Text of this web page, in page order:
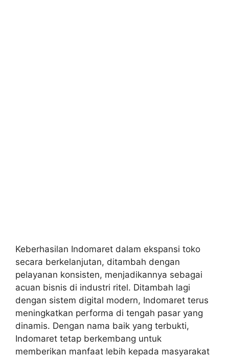
Keberhasilan Indomaret dalam ekspansi toko
secara berkelanjutan, ditambah dengan
pelayanan konsisten, menjadikannya sebagai
acuan bisnis di industri ritel. Ditambah lagi
dengan sistem digital modern, Indomaret terus
meningkatkan performa di tengah pasar yang
dinamis. Dengan nama baik yang terbukti,
Indomaret tetap berkembang untuk
memberikan manfaat lebih kepada masyarakat